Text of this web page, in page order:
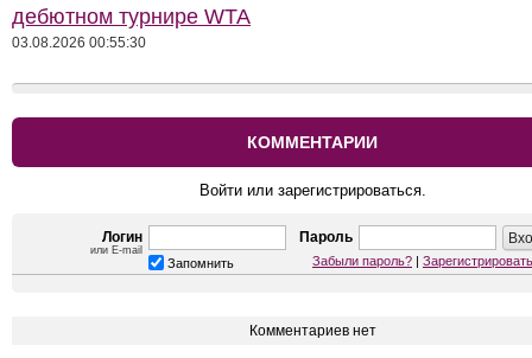
дебютном турнире WTA
03.08.2026 00:55:30
КОММЕНТАРИИ
Войти или зарегистрироваться.
Логин
или E-mail
Пароль
Запомнить Забыли пароль? |
Комментариев нет